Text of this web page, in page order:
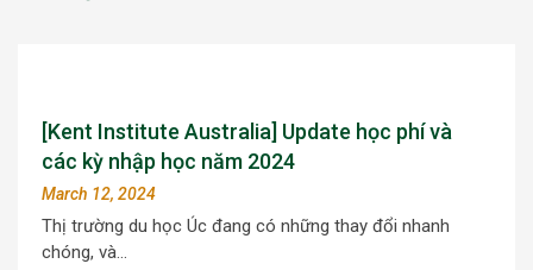
[Kent Institute Australia] Update học phí và
các kỳ nhập học năm 2024
March 12, 2024
Thị trường du học Úc đang có những thay đổi nhanh
chóng, và…